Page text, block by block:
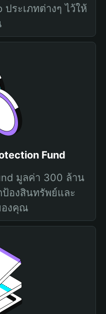
ระเภทต่างๆ ไว้ให้
Fund
มูลค่า 300 ล้าน
องสินทรัพย์และ
องคุณ